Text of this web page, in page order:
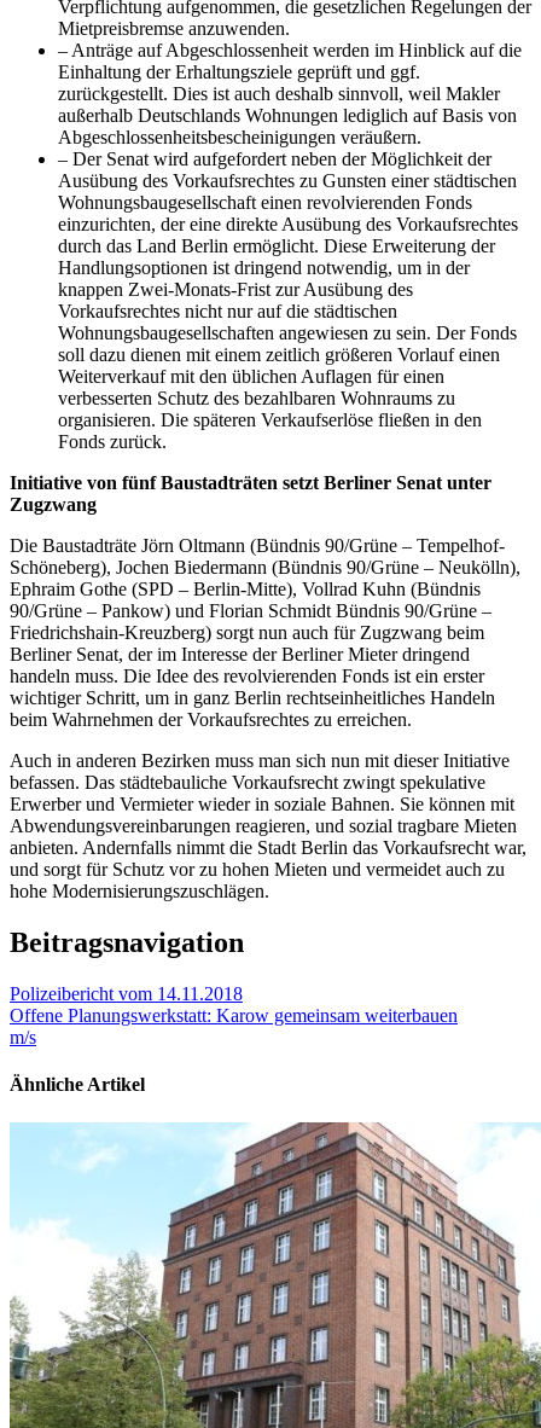
Verpflichtung aufgenommen, die gesetzlichen Regelungen der
Mietpreisbremse anzuwenden.
– Anträge auf Abgeschlossenheit werden im Hinblick auf die
Einhaltung der Erhaltungsziele geprüft und ggf.
zurückgestellt. Dies ist auch deshalb sinnvoll, weil Makler
außerhalb Deutschlands Wohnungen lediglich auf Basis von
Abgeschlossenheitsbescheinigungen veräußern.
– Der Senat wird aufgefordert neben der Möglichkeit der
Ausübung des Vorkaufsrechtes zu Gunsten einer städtischen
Wohnungsbaugesellschaft einen revolvierenden Fonds
einzurichten, der eine direkte Ausübung des Vorkaufsrechtes
durch das Land Berlin ermöglicht. Diese Erweiterung der
Handlungsoptionen ist dringend notwendig, um in der
knappen Zwei-Monats-Frist zur Ausübung des
Vorkaufsrechtes nicht nur auf die städtischen
Wohnungsbaugesellschaften angewiesen zu sein. Der Fonds
soll dazu dienen mit einem zeitlich größeren Vorlauf einen
Weiterverkauf mit den üblichen Auflagen für einen
verbesserten Schutz des bezahlbaren Wohnraums zu
organisieren. Die späteren Verkaufserlöse fließen in den
Fonds zurück.
Initiative von fünf Baustadträten setzt Berliner Senat unter
Zugzwang
Die Baustadträte Jörn Oltmann (Bündnis 90/Grüne – Tempelhof-
Schöneberg), Jochen Biedermann (Bündnis 90/Grüne – Neukölln),
Ephraim Gothe (SPD – Berlin-Mitte), Vollrad Kuhn (Bündnis
90/Grüne – Pankow) und Florian Schmidt Bündnis 90/Grüne –
Friedrichshain-Kreuzberg) sorgt nun auch für Zugzwang beim
Berliner Senat, der im Interesse der Berliner Mieter dringend
handeln muss. Die Idee des revolvierenden Fonds ist ein erster
wichtiger Schritt, um in ganz Berlin rechtseinheitliches Handeln
beim Wahrnehmen der Vorkaufsrechtes zu erreichen.
Auch in anderen Bezirken muss man sich nun mit dieser Initiative
befassen. Das städtebauliche Vorkaufsrecht zwingt spekulative
Erwerber und Vermieter wieder in soziale Bahnen. Sie können mit
Abwendungsvereinbarungen reagieren, und sozial tragbare Mieten
anbieten. Andernfalls nimmt die Stadt Berlin das Vorkaufsrecht war,
und sorgt für Schutz vor zu hohen Mieten und vermeidet auch zu
hohe Modernisierungszuschlägen.
Beitragsnavigation
Polizeibericht vom 14.11.2018
Offene Planungswerkstatt: Karow gemeinsam weiterbauen
m/s
Ähnliche Artikel